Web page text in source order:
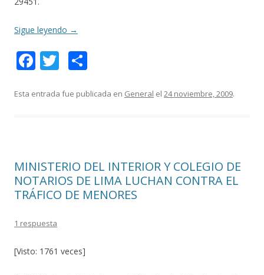
Sigue leyendo →
F
e
k
T
itt m
r
Esta entrada fue publicada en General el 24 noviembre, 2009.
MINISTERIO DEL INTERIOR Y COLEGIO DE
NOTARIOS DE LIMA LUCHAN CONTRA EL
TRÁFICO DE MENORES
1 respuesta
[Visto: 1761 veces]